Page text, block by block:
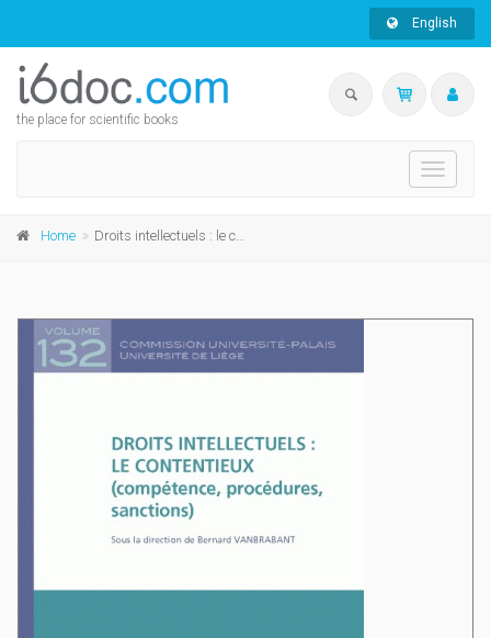
English
the place for scientific books
Toggle
Home Droits intellectuels : le contencieux (compétence, procédures, sanctions)